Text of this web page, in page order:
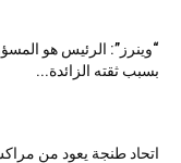
“وينرز”: الرئيس هو
بسبب ثقته الزائدة...
اتحاد طنجة يعود من